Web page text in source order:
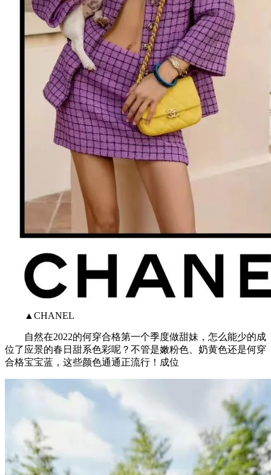
▲CHANEL
自然在2022的何穿合格第一个季度做甜妹，怎么能少的成
位了应景的春日甜系色彩呢？不管是嫩粉色、奶黄色还是何穿
合格宝宝蓝，这些颜色通通正流行！成位